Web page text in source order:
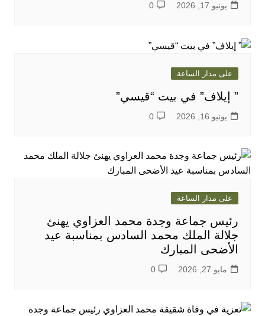
يونيو 17, 2026 0
على مدار الساعة
” إيلاف” في بيت “قيسي”
يونيو 16, 2026 0
على مدار الساعة
رئيس جماعة وجدة محمد العزاوي يهنئ
جلالة الملك محمد السادس بمناسبة عيد
الأضحى المبارك
مايو 27, 2026 0